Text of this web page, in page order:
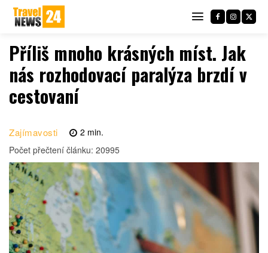
Příliš mnoho krásných míst. Jak
nás rozhodovací paralýza brzdí v
cestovaní
Zajímavosti 2 min.
Počet přečtení článku: 20995